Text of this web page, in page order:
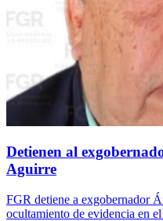
Detienen al
Aguirre
FGR detiene a exgobernador
ocultamiento de evidencia en